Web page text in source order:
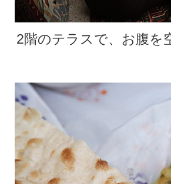
2階のテラスで、お腹を